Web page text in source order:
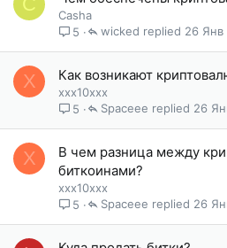
Casha
5
26 Янв
wicked
X Как возникают
xxx10xxx
5
26
Spaceee
X
В чем разница между
биткоинами?
xxx10xxx
5
26
Spaceee